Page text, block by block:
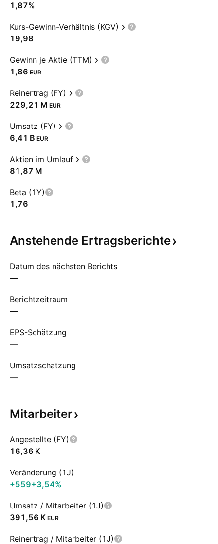
1,87%
Kurs-Gewinn-Verhältnis (KGV)
19,98
Gewinn je Aktie (TTM)
1,86 EUR
Reinertrag (FY)
‪229,21 M‬ EUR
Umsatz (FY)
‪6,41 B‬ EUR
Aktien im Umlauf
‪81,87 M‬
Beta (1Y)
1,76
Anstehende Ertragsberichte
Datum des nächsten Berichts
—
Berichtzeitraum
—
EPS-Schätzung
—
Umsatzschätzung
—
Mitarbeiter
Angestellte (FY)
‪16,36 K‬
Veränderung (1J)
+559+3,54%
Umsatz / Mitarbeiter (1J)
‪391,56 K‬ EUR
Reinertrag / Mitarbeiter (1J)